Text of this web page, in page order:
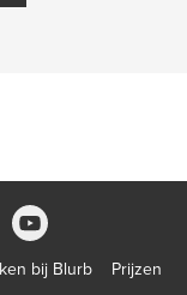
bij Blurb Prijzen